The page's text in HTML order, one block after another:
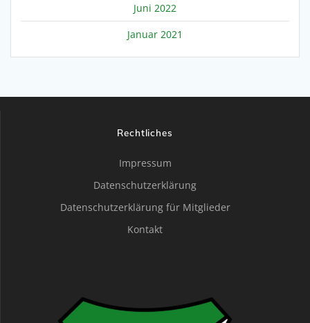
Juni 2022
Januar 2021
Rechtliches
Impressum
Datenschutzerklärung
Datenschutzerklärung für Mitglieder
Kontakt